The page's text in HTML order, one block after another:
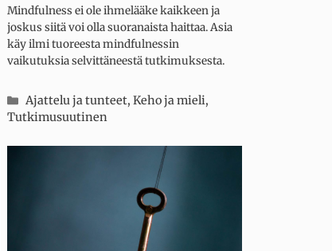
Mindfulness ei ole ihmelääke kaikkeen ja
joskus siitä voi olla suoranaista haittaa. Asia
käy ilmi tuoreesta mindfulnessin
vaikutuksia selvittäneestä tutkimuksesta.
Kategoriat
Ajattelu ja tunteet,Keho ja mieli,
Tutkimusuutinen